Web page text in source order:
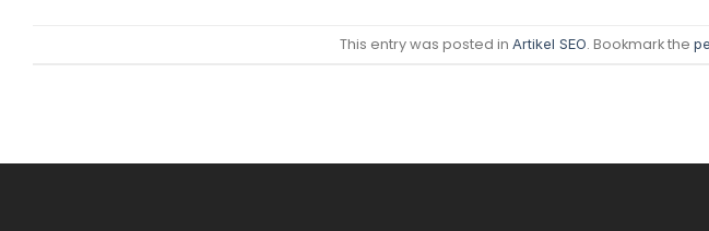
This entry was posted in Artikel SEO. Bookmark the